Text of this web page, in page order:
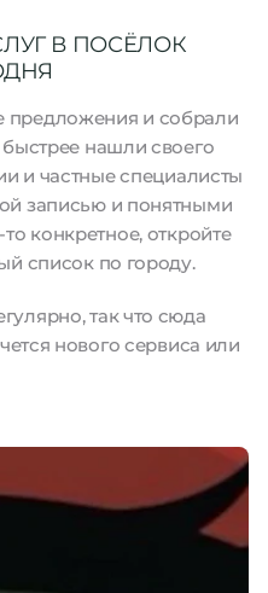
В ПОСЁЛОК
и собрали
нашли своего
и частные специалисты
записью и понятными
конкретное, откройте
список по городу.
так что сюда
нового сервиса или